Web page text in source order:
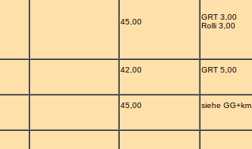
45,00
GRT 3,00
Rolli 3,00
42,00 GRT 5,00
45,00 siehe GG+km